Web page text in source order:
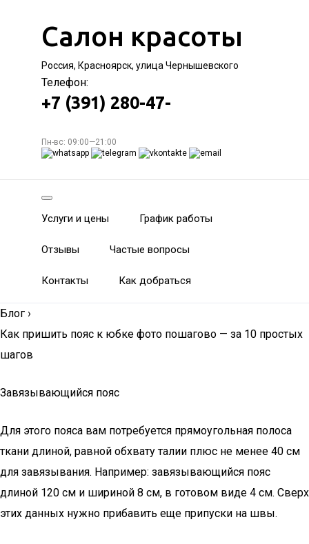
Салон красоты
Россия, Красноярск, улица Чернышевского
Телефон:
+7 (391) 280-47-
Пн-вс: 09:00—21:00
Услуги и цены График работы
Отзывы Частые вопросы
Контакты Как добраться
Блог ›
Как пришить пояс к юбке фото пошагово — за 10 простых
шагов
Завязывающийся пояс
Для этого пояса вам потребуется прямоугольная полоса
ткани длиной, равной обхвату талии плюс не менее 40 см
для завязывания. Например: завязывающийся пояс
длиной 120 см и шириной 8 см, в готовом виде 4 см. Сверх
этих данных нужно прибавить еще припуски на швы.